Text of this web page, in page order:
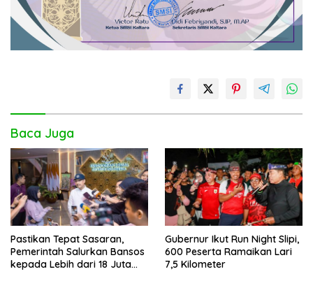
Baca Juga
Pastikan Tepat Sasaran,
Pemerintah Salurkan Bansos
kepada Lebih dari 18 Juta
Gubernur Ikut Run Night Slipi,
600 Peserta Ramaikan Lari
7,5 Kilometer